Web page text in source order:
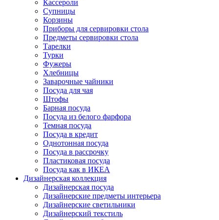
Кассероли
Супницы
Корзины
Приборы для сервировки стола
Предметы сервировки стола
Тарелки
Турки
Фужеры
Хлебницы
Заварочные чайники
Посуда для чая
Штофы
Барная посуда
Посуда из белого фарфора
Темная посуда
Посуда в кредит
Однотонная посуда
Посуда в рассрочку
Пластиковая посуда
Посуда как в ИКЕА
Дизайнерская коллекция
Дизайнерская посуда
Дизайнерские предметы интерьера
Дизайнерские светильники
Дизайнерский текстиль